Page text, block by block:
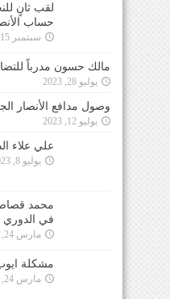
لقب ثانٍ
حساب
سبتمبر 15, 2024
مالك حسون مدرباً
يوليو 28, 2023
وصول مدافع الأنصار
يوليو 12, 2023
علي علاء
يوليو 8, 2023
محمد
في الدوري
مارس 24, 2021
مشكلة
مارس 24, 2021